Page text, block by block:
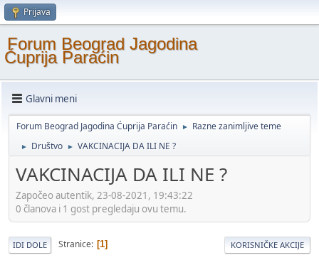
Prijava
Forum Beograd Jagodina
Ćuprija Paraćin
Glavni meni
Forum Beograd Jagodina Ćuprija Paraćin ► Razne zanimljive teme
► Društvo ► VAKCINACIJA DA ILI NE ?
VAKCINACIJA DA ILI NE ?
Započeo autentik, 23-08-2021, 19:43:22
0 članova i 1 gost pregledaju ovu temu.
IDI DOLE Stranice 1 KORISNIČKE AKCIJE